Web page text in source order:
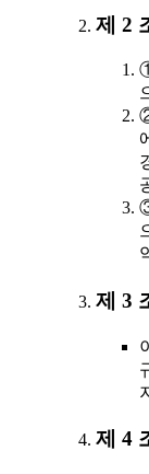
제 2
제 3
제 4